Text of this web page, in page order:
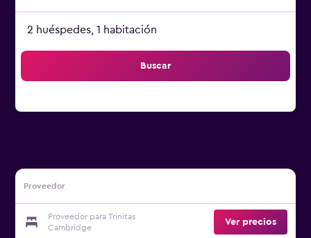
2 huéspedes, 1 habitación
Buscar
Proveedor
Proveedor para Trinitas
Cambridge
Ver precios